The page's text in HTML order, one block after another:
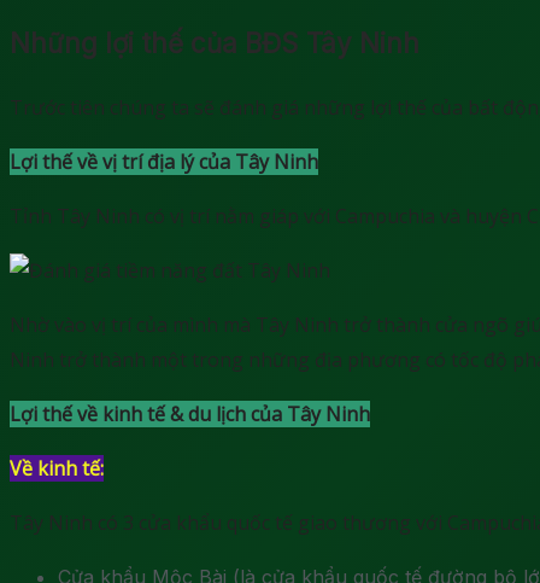
Những lợi thế của BĐS Tây Ninh
Trước tiên chúng ta sẽ đánh giá những lợi thế của bất
Lợi thế về vị trí địa lý của Tây Ninh
Tỉnh Tây Ninh có vị trí nằm giáp với Campuchia và
Nhờ vào vị trí của mình mà Tây Ninh trở thành cửa ngõ
Ninh trở thành một trong những địa phương có tốc độ
Lợi thế về kinh tế & du lịch của Tây Ninh
Về kinh tế:
Tây Ninh có 3 cửa khẩu quốc tế giao thương với
Cửa khẩu Mộc Bài (là cửa khẩu quốc tế đường bộ